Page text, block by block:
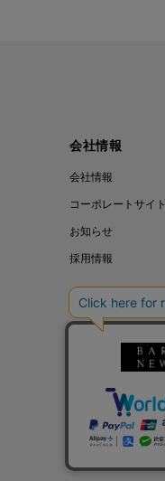
会社情報
会社情報
コーポレートサイト
お知らせ
採用情報